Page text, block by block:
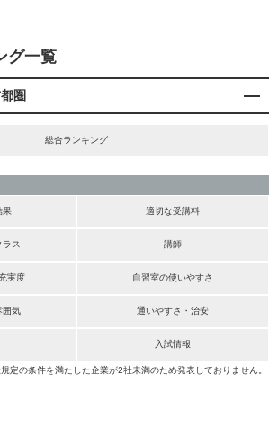
グ一覧
圏
総合ランキング
果 適切な受講料
ス 講師
実度 自習室の使いやすさ
囲気 通いやすさ・治安
入試情報
定の条件を満たした企業が2社未満のため発表しておりません。